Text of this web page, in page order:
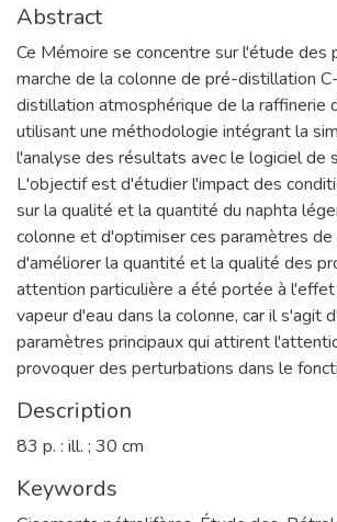
Abstract
Ce Mémoire se concentre sur l'étude des
marche de la colonne de pré-distillation
distillation atmosphérique de la raffinerie
utilisant une méthodologie intégrant la
l'analyse des résultats avec le logiciel de
L'objectif est d'étudier l'impact des
sur la qualité et la quantité du naphta
colonne et d'optimiser ces paramètres de
d'améliorer la quantité et la qualité des
attention particulière a été portée à
vapeur d'eau dans la colonne, car il s'agit
paramètres principaux qui attirent
provoquer des perturbations dans le
Description
83 p. : ill. ; 30 cm
Keywords